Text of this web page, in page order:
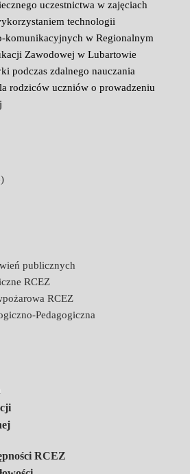
uczestnictwa w zajęciach
technologii
komunikacyjnych w Regionalnym
Zawodowej w Lubartowie
podczas zdalnego nauczania
rodziców uczniów o prowadzeniu
publicznych
RCEZ
RCEZ
Pedagogiczna
RCEZ